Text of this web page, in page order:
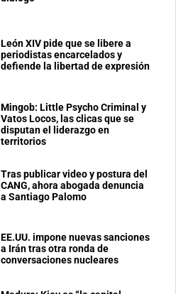
León XIV pide que se libere a
periodistas encarcelados y
defiende la libertad de expresión
Mingob: Little Psycho Criminal y
Vatos Locos, las clicas que se
disputan el liderazgo en
territorios
Tras publicar video y postura del
CANG, ahora abogada denuncia
a Santiago Palomo
EE.UU. impone nuevas sanciones
a Irán tras otra ronda de
conversaciones nucleares